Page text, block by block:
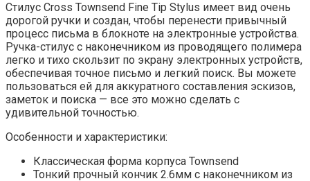
Стилус Cross Townsend Fine Tip Stylus имеет вид очень
дорогой ручки и создан, чтобы перенести привычный
процесс письма в блокноте на электронные устройства.
Ручка-стилус с наконечником из проводящего полимера
легко и тихо скользит по экрану электронных устройств,
обеспечивая точное письмо и легкий поиск. Вы можете
пользоваться ей для аккуратного составления эскизов,
заметок и поиска — все это можно сделать с
удивительной точностью.
Особенности и характеристики:
Классическая форма корпуса Townsend
Тонкий прочный кончик 2.6мм с наконечником из